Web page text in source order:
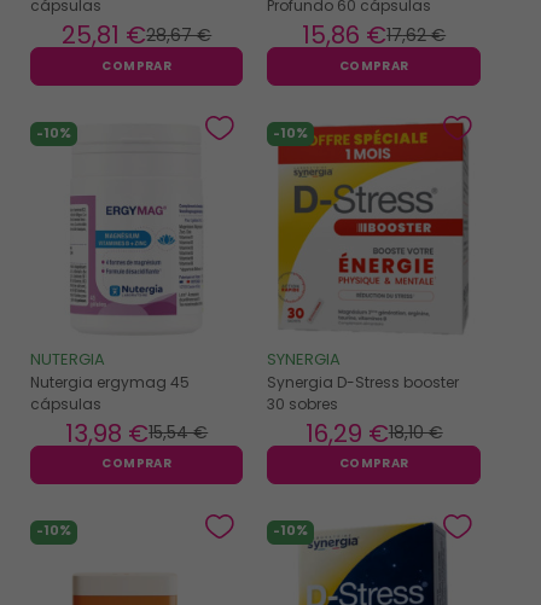
cápsulas
28,67 €
25,81 €
COMPRAR
Profundo 60 cápsulas
17,62 €
15,86 €
COMPRAR
-10%
NUTERGIA
Nutergia ergymag 45
cápsulas
15,54 €
13,98 €
COMPRAR
-10%
SYNERGIA
Synergia D-Stress booster
30 sobres
18,10 €
16,29 €
COMPRAR
-10% -10%